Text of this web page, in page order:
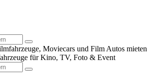
für Kino, TV, Foto & Event